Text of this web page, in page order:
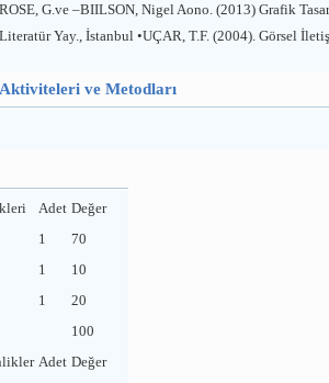
G.ve –BIILSON, Nigel Aono. (2013) Grafik
Yay., İstanbul •UÇAR, T.F. (2004). Görsel
ve Metodları
Adet Değer
1
70
1
10
1
20
100
Adet Değer